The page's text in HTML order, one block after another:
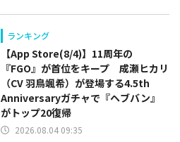
ランキング
【App Store(8/4)】11周年の
『FGO』が首位をキープ 成瀬ヒカリ
（CV 羽鳥颯希）が登場する4.5th
Anniversaryガチャで『ヘブバン』
がトップ20復帰
2026.08.04 09:35